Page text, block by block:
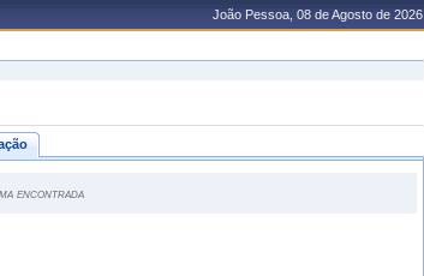
João Pessoa, 08 de Agosto de 2026
encontrada